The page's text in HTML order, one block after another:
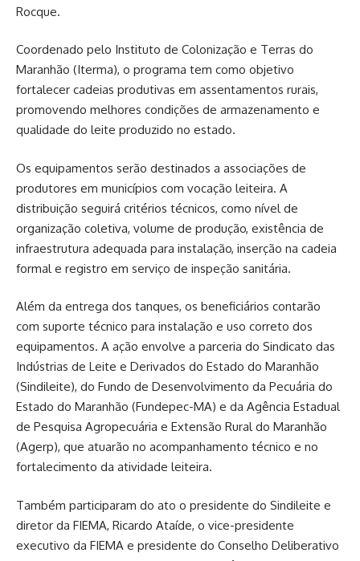
Rocque.
Coordenado pelo Instituto de Colonização e Terras do
Maranhão (Iterma), o programa tem como objetivo
fortalecer cadeias produtivas em assentamentos rurais,
promovendo melhores condições de armazenamento e
qualidade do leite produzido no estado.
Os equipamentos serão destinados a associações de
produtores em municípios com vocação leiteira. A
distribuição seguirá critérios técnicos, como nível de
organização coletiva, volume de produção, existência de
infraestrutura adequada para instalação, inserção na cadeia
formal e registro em serviço de inspeção sanitária.
Além da entrega dos tanques, os beneficiários contarão
com suporte técnico para instalação e uso correto dos
equipamentos. A ação envolve a parceria do Sindicato das
Indústrias de Leite e Derivados do Estado do Maranhão
(Sindileite), do Fundo de Desenvolvimento da Pecuária do
Estado do Maranhão (Fundepec-MA) e da Agência Estadual
de Pesquisa Agropecuária e Extensão Rural do Maranhão
(Agerp), que atuarão no acompanhamento técnico e no
fortalecimento da atividade leiteira.
Também participaram do ato o presidente do Sindileite e
diretor da FIEMA, Ricardo Ataíde, o vice-presidente
executivo da FIEMA e presidente do Conselho Deliberativo